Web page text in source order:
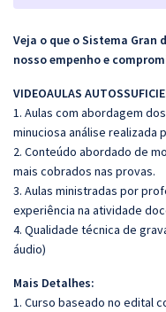
Veja o que o Sistema Gran
nosso empenho e
VIDEOAULAS
1. Aulas com abordagem
minuciosa análise realizada
2. Conteúdo abordado de
mais cobrados nas provas.
3. Aulas ministradas por
experiência na atividade
4. Qualidade técnica de
áudio)
Mais Detalhes:
1. Curso baseado no edital